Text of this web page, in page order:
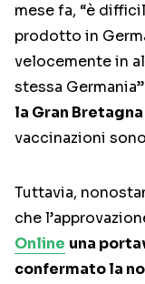
mese fa, “è
prodotto in
velocemente in
stessa
la Gran
vaccinazioni
Tuttavia,
che
Online una
confermato la